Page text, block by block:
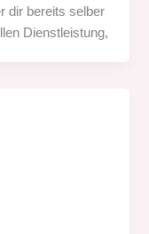
dir bereits selber
Dienstleistung,